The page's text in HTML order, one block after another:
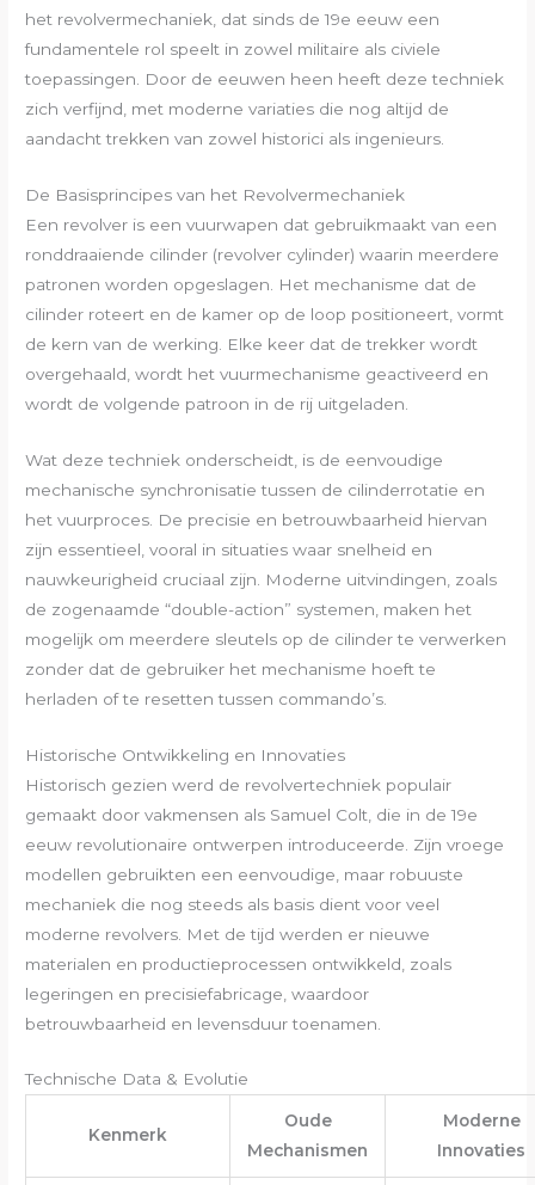
het revolvermechaniek, dat sinds de 19e eeuw een
fundamentele rol speelt in zowel militaire als civiele
toepassingen. Door de eeuwen heen heeft deze techniek
zich verfijnd, met moderne variaties die nog altijd de
aandacht trekken van zowel historici als ingenieurs.
De Basisprincipes van het Revolvermechaniek
Een revolver is een vuurwapen dat gebruikmaakt van een
ronddraaiende cilinder (revolver cylinder) waarin meerdere
patronen worden opgeslagen. Het mechanisme dat de
cilinder roteert en de kamer op de loop positioneert, vormt
de kern van de werking. Elke keer dat de trekker wordt
overgehaald, wordt het vuurmechanisme geactiveerd en
wordt de volgende patroon in de rij uitgeladen.
Wat deze techniek onderscheidt, is de eenvoudige
mechanische synchronisatie tussen de cilinderrotatie en
het vuurproces. De precisie en betrouwbaarheid hiervan
zijn essentieel, vooral in situaties waar snelheid en
nauwkeurigheid cruciaal zijn. Moderne uitvindingen, zoals
de zogenaamde “double-action” systemen, maken het
mogelijk om meerdere sleutels op de cilinder te verwerken
zonder dat de gebruiker het mechanisme hoeft te
herladen of te resetten tussen commando’s.
Historische Ontwikkeling en Innovaties
Historisch gezien werd de revolvertechniek populair
gemaakt door vakmensen als Samuel Colt, die in de 19e
eeuw revolutionaire ontwerpen introduceerde. Zijn vroege
modellen gebruikten een eenvoudige, maar robuuste
mechaniek die nog steeds als basis dient voor veel
moderne revolvers. Met de tijd werden er nieuwe
materialen en productieprocessen ontwikkeld, zoals
legeringen en precisiefabricage, waardoor
betrouwbaarheid en levensduur toenamen.
Technische Data & Evolutie
Kenmerk
Oude
Mechanismen
Moderne
Innovaties